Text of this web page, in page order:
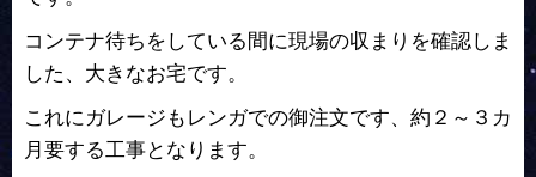
コンテナ待ちをしている間に現場の収まりを確認しま
した、大きなお宅です。
これにガレージもレンガでの御注文です、約２～３カ
月要する工事となります。